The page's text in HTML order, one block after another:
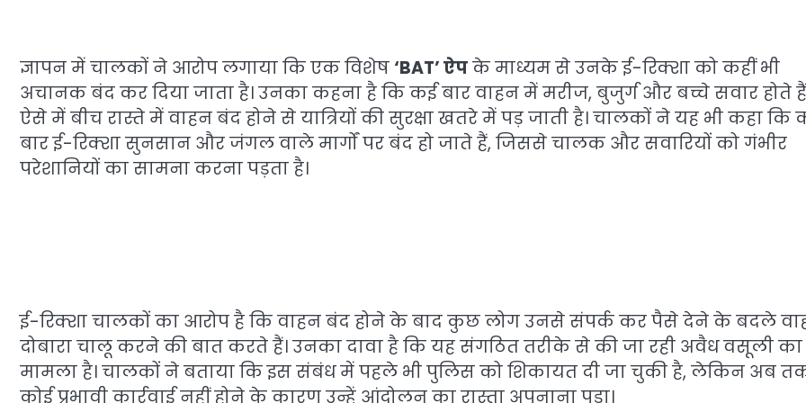
ज्ञापन में चालकों ने आरोप लगाया कि एक विशेष ‘BAT’ ऐपके माध्यम से उनके ई-रिक्शा को कहीं भी
अचानक बंद कर दिया जाता है। उनका कहना है कि कई बार वाहन में मरीज, बुजुर्ग और बच्चे सवार होते
ऐसे में बीच रास्ते में वाहन बंद होने से यात्रियों की सुरक्षा खतरे में पड़ जाती है। चालकों ने यह भी कहा कि
बार ई-रिक्शा सुनसान और जंगल वाले मार्गों पर बंद हो जाते हैं, जिससे चालक और सवारियों को गंभीर
परेशानियों का सामना करना पड़ता है।
ई-रिक्शा चालकों का आरोप है कि वाहन बंद होने के बाद कुछ लोग उनसे संपर्क कर पैसे देने के बदले
दोबारा चालू करने की बात करते हैं। उनका दावा है कि यह संगठित तरीके से की जा रही अवैध वसूली का
मामला है। चालकों ने बताया कि इस संबंध में पहले भी पुलिस को शिकायत दी जा चुकी है, लेकिन अब
कोई प्रभावी कार्रवाई नहीं होने के कारण उन्हें आंदोलन का रास्ता अपनाना पड़ा।